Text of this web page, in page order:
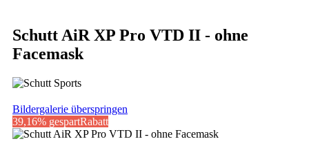
Schutt AiR XP Pro VTD II - ohne
Facemask
Bildergalerie überspringen
39,16% gespartRabatt